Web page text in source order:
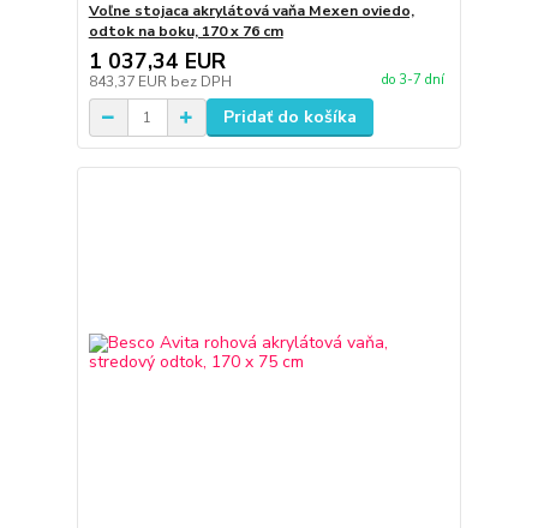
Voľne stojaca akrylátová vaňa Mexen oviedo,
odtok na boku, 170 x 76 cm
1 037,34 EUR
843,37 EUR bez DPH do 3-7 dní
Pridať do košíka